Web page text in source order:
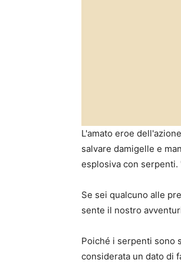
L'amato eroe
salvare damigelle e
esplosiva con
Se sei qualcuno alle
sente il nostro
Poiché i serpenti sono
considerata un dato di